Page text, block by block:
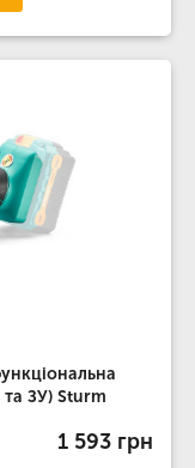
ЗУ) Sturm
1 593 грн